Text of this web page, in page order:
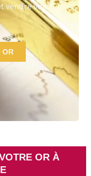
vendre votre
OR
OR À